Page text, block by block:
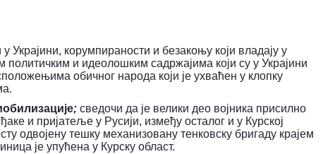
Украјини, корумпираности и безакоњу који владају у
и идеолошким садржајима који су у Украјини
обичног народа који је ухваћен у клопку
; сведочи да је велики део војника присилно
и пријатеље у Русији, између осталог и у Курској
одвојену тешку механизовану тенковску бригаду крајем
је упућена у Курску област.